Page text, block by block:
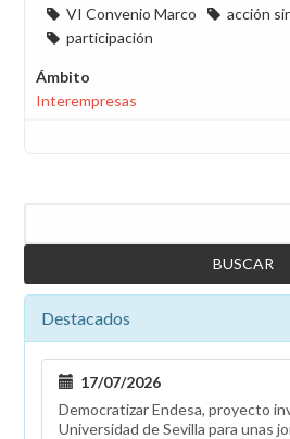
VI Convenio Marco
acción
participación
Ámbito
Interempresas
Destacados
17/07/2026
Democratizar Endesa, proyecto
Universidad de Sevilla para unas